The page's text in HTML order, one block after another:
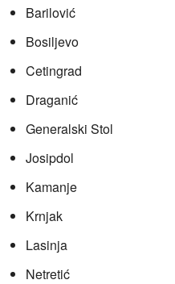
Barilović
Bosiljevo
Cetingrad
Draganić
Generalski Stol
Josipdol
Kamanje
Krnjak
Lasinja
Netretić